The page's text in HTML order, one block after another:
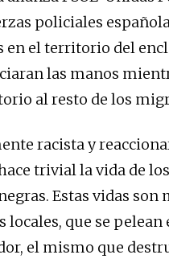
policiales
en el territorio del
las manos
al resto de los
racista y
trivial la vida de
Estas vidas
locales, que se
el mismo que